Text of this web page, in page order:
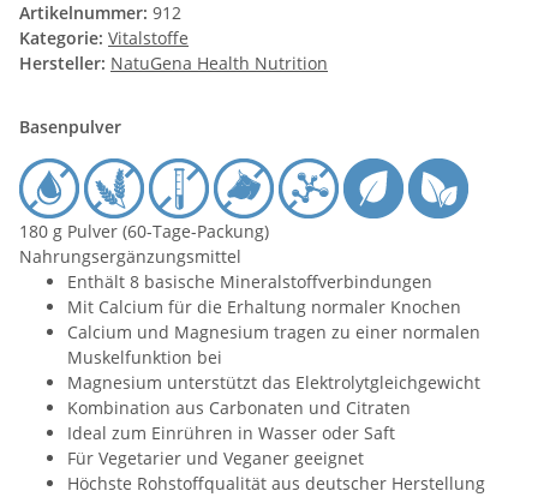
Artikelnummer: 912
Kategorie: Vitalstoffe
Hersteller: NatuGena Health Nutrition
Basenpulver
180 g Pulver (60-Tage-Packung)
Nahrungsergänzungsmittel
Enthält 8 basische Mineralstoffverbindungen
Mit Calcium für die Erhaltung normaler Knochen
Calcium und Magnesium tragen zu einer normalen
Muskelfunktion bei
Magnesium unterstützt das Elektrolytgleichgewicht
Kombination aus Carbonaten und Citraten
Ideal zum Einrühren in Wasser oder Saft
Für Vegetarier und Veganer geeignet
Höchste Rohstoffqualität aus deutscher Herstellung